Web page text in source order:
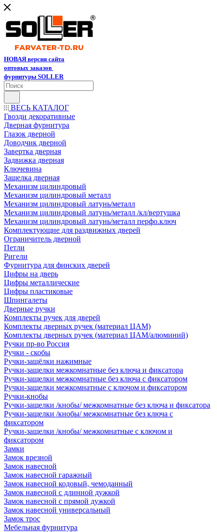
НОВАЯ версия сайта
оптовых заказов
фурнитуры SOLLER
ВЕСЬ КАТАЛОГ
Гвозди декоративные
Дверная фурнитура
Глазок дверной
Доводчик дверной
Завертка дверная
Задвижка дверная
Ключевина
Защелка дверная
Механизм цилиндровый
Механизм цилиндровый металл
Механизм цилиндровый латунь/металл
Механизм цилиндровый латунь/металл /кл/вертушка
Механизм цилиндровый латунь/металл перфо.ключ
Комплектующие для раздвижных дверей
Ограничитель дверной
Петли
Ригели
Фурнитура для финских дверей
Цифры на дверь
Цифры металлические
Цифры пластиковые
Шпингалеты
Дверные ручки
Комплекты ручек для дверей
Комплекты дверных ручек (материал ЦАМ)
Комплекты дверных ручек (материал ЦАМ/алюминий)
Ручки пр-во Россия
Ручки - скобы
Ручки-защёлки нажимные
Ручки-защелки межкомнатные без ключа и фиксатора
Ручки-защелки межкомнатные без ключа с фиксатором
Ручки-защелки межкомнатные с ключом и фиксатором
Ручки-кнобы
Ручки-защелки /кнобы/ межкомнатные без ключа и фиксатора
Ручки-защелки /кнобы/ межкомнатные без ключа с
фиксатором
Ручки-защелки /кнобы/ межкомнатные с ключом и
фиксатором
Замки
Замок врезной
Замок навесной
Замок навесной гаражный
Замок навесной кодовый, чемоданный
Замок навесной с длинной дужкой
Замок навесной с прямой дужкой
Замок навесной универсальный
Замок трос
Мебельная фурнитура